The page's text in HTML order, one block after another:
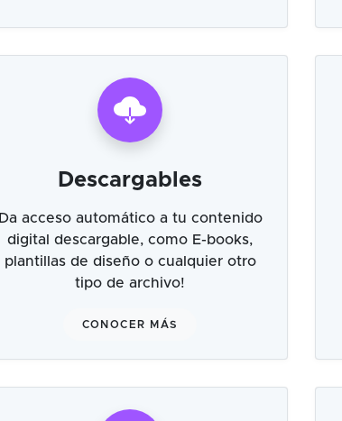
Descargables
Da acceso automático a tu contenido
digital descargable, como E-books,
plantillas de diseño o cualquier otro
tipo de archivo!
CONOCER MÁS